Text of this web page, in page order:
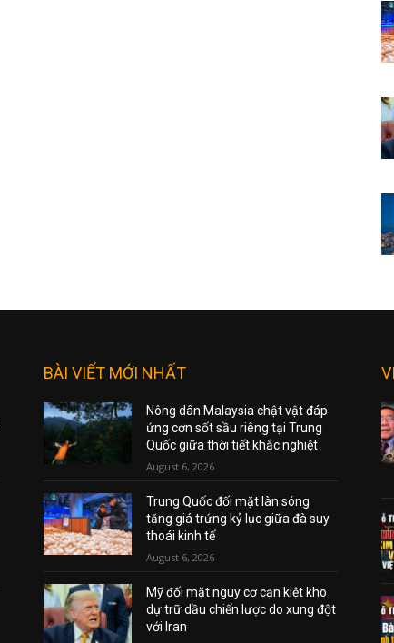
BÀI VIẾT MỚI NHẤT
Nông dân Malaysia chật vật đáp
ứng cơn sốt sầu riêng tại Trung
Quốc giữa thời tiết khắc nghiệt
August 6, 2026
Trung Quốc đối mặt làn sóng
tăng giá trứng kỷ lục giữa đà suy
thoái kinh tế
August 6, 2026
Mỹ đối mặt nguy cơ cạn kiệt kho
dự trữ dầu chiến lược do xung đột
với Iran